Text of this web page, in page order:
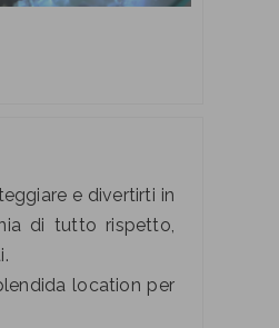
e divertirti in
di tutto rispetto,
location per